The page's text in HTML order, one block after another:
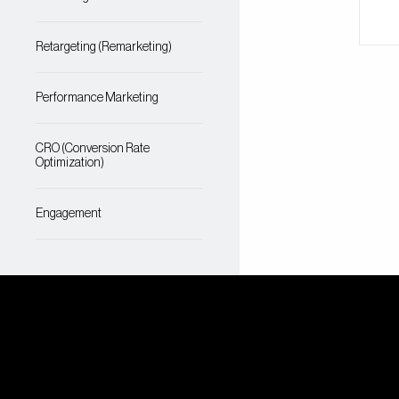
Retargeting (Remarketing)
Performance Marketing
CRO (Conversion Rate
Optimization)
Engagement